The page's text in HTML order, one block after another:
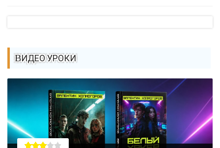
ВИДЕО УРОКИ